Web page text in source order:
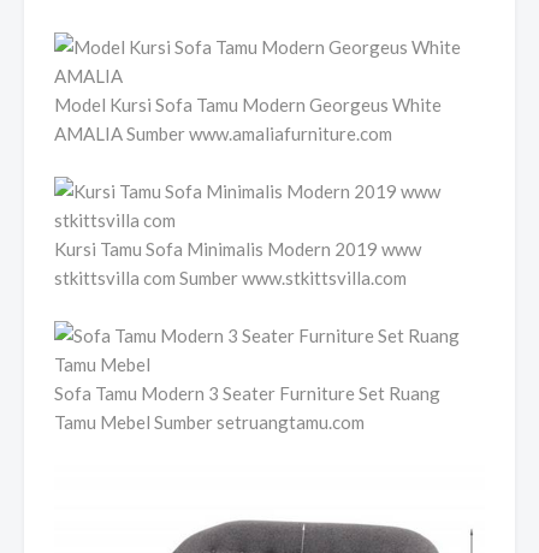
Model Kursi Sofa Tamu Modern Georgeus White
AMALIA Sumber www.amaliafurniture.com
Kursi Tamu Sofa Minimalis Modern 2019 www
stkittsvilla com Sumber www.stkittsvilla.com
Sofa Tamu Modern 3 Seater Furniture Set Ruang
Tamu Mebel Sumber setruangtamu.com